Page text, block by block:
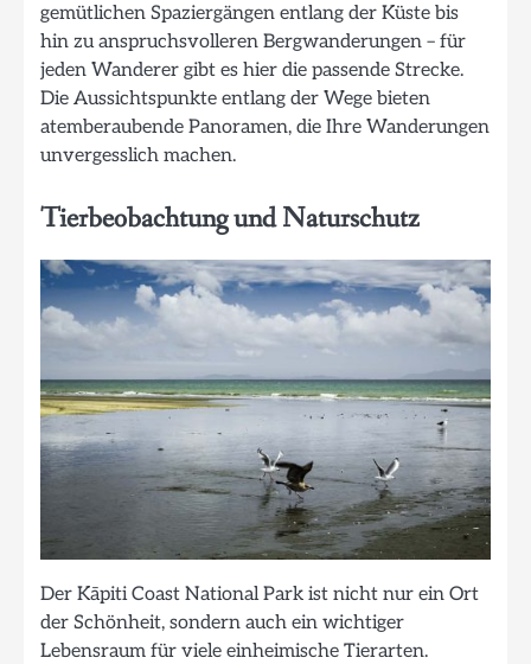
gemütlichen Spaziergängen entlang der Küste bis
hin zu anspruchsvolleren Bergwanderungen – für
jeden Wanderer gibt es hier die passende Strecke.
Die Aussichtspunkte entlang der Wege bieten
atemberaubende Panoramen, die Ihre Wanderungen
unvergesslich machen.
Tierbeobachtung und Naturschutz
Der Kāpiti Coast National Park ist nicht nur ein Ort
der Schönheit, sondern auch ein wichtiger
Lebensraum für viele einheimische Tierarten.